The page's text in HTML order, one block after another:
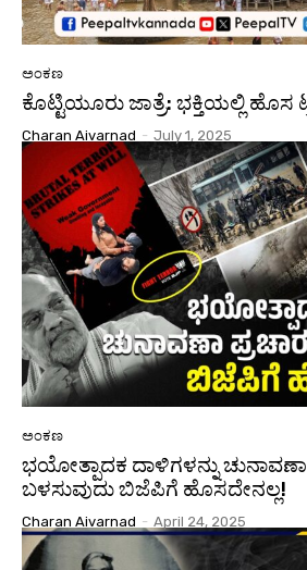
ಅಂಕಣ
ಕೊಟ್ಟಿಯೂರು ಜಾತ್ರೆ: ಭಕ್ತಿಯಲ್ಲಿ ಹೊಸ
Charan Aivarnad - July 1, 2025
ಅಂಕಣ
ಭಯೋತ್ಪಾದಕ ದಾಳಿಗಳನ್ನು ಚುನಾವಣಾ
ಬಳಸುವುದು ಬಿಜೆಪಿಗೆ ಹೊಸದೇನಲ್ಲ!
Charan Aivarnad - April 24, 2025